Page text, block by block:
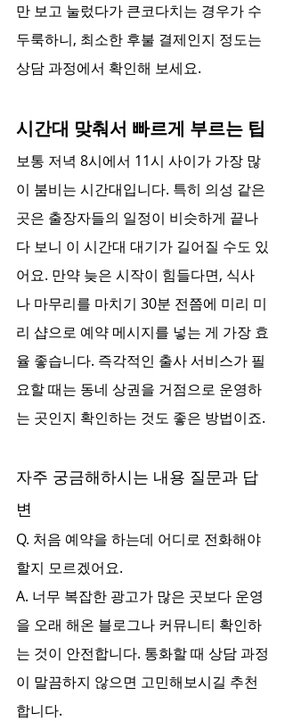
만 보고 눌렀다가 큰코다치는 경우가 수
두룩하니, 최소한 후불 결제인지 정도는
상담 과정에서 확인해 보세요.
시간대 맞춰서 빠르게 부르는 팁
보통 저녁 8시에서 11시 사이가 가장 많
이 붐비는 시간대입니다. 특히 의성 같은
곳은 출장자들의 일정이 비슷하게 끝나
다 보니 이 시간대 대기가 길어질 수도 있
어요. 만약 늦은 시작이 힘들다면, 식사
나 마무리를 마치기 30분 전쯤에 미리 미
리 샵으로 예약 메시지를 넣는 게 가장 효
율 좋습니다. 즉각적인 출사 서비스가 필
요할 때는 동네 상권을 거점으로 운영하
는 곳인지 확인하는 것도 좋은 방법이죠.
자주 궁금해하시는 내용 질문과 답
변
Q. 처음 예약을 하는데 어디로 전화해야
할지 모르겠어요.
A. 너무 복잡한 광고가 많은 곳보다 운영
을 오래 해온 블로그나 커뮤니티 확인하
는 것이 안전합니다. 통화할 때 상담 과정
이 말끔하지 않으면 고민해보시길 추천
합니다.